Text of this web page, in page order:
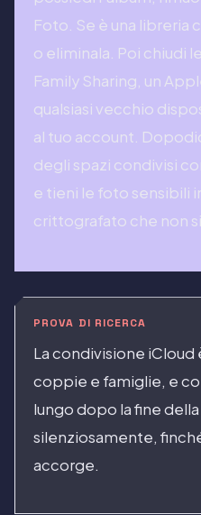
Foto. Se è una libreria
o eliminala. Poi chiudi
Family Sharing, un
qualsiasi vecchio
al tuo account.
degli spazi condivisi
e tieni le foto sensibili
crittografato che non
PROVA DI RICERCA
La condivisione
coppie e famiglie, e
lungo dopo la fine
silenziosamente,
accorge.